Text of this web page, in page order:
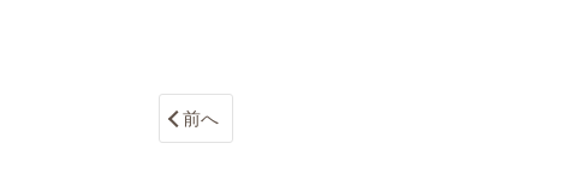
前へ